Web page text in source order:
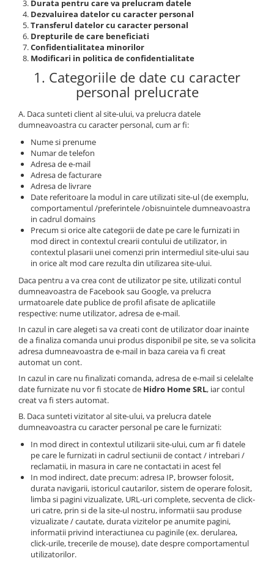
Durata pentru care va prelucram datele
Dezvaluirea datelor cu caracter personal
Transferul datelor cu caracter personal
Drepturile de care beneficiati
Confidentialitatea minorilor
Modificari in politica de confidentialitate
1. Categoriile de date cu caracter
personal prelucrate
A. Daca sunteti client al site-ului, va prelucra datele
dumneavoastra cu caracter personal, cum ar fi:
Nume si prenume
Numar de telefon
Adresa de e-mail
Adresa de facturare
Adresa de livrare
Date referitoare la modul in care utilizati site-ul (de exemplu,
comportamentul /preferintele /obisnuintele dumneavoastra
in cadrul domains
Precum si orice alte categorii de date pe care le furnizati in
mod direct in contextul crearii contului de utilizator, in
contextul plasarii unei comenzi prin intermediul site-ului sau
in orice alt mod care rezulta din utilizarea site-ului.
Daca pentru a va crea cont de utilizator pe site, utilizati contul
dumneavoastra de Facebook sau Google, va prelucra
urmatoarele date publice de profil afisate de aplicatiile
respective: nume utilizator, adresa de e-mail.
In cazul in care alegeti sa va creati cont de utilizator doar inainte
de a finaliza comanda unui produs disponibil pe site, se va solicita
adresa dumneavoastra de e-mail in baza careia va fi creat
automat un cont.
In cazul in care nu finalizati comanda, adresa de e-mail si celelalte
date furnizate nu vor fi stocate de Hidro Home SRL, iar contul
creat va fi sters automat.
B. Daca sunteti vizitator al site-ului, va prelucra datele
dumneavoastra cu caracter personal pe care le furnizati:
In mod direct in contextul utilizarii site-ului, cum ar fi datele
pe care le furnizati in cadrul sectiunii de contact / intrebari /
reclamatii, in masura in care ne contactati in acest fel
In mod indirect, date precum: adresa IP, browser folosit,
durata navigarii, istoricul cautarilor, sistem de operare folosit,
limba si pagini vizualizate, URL-uri complete, secventa de click-
uri catre, prin si de la site-ul nostru, informatii sau produse
vizualizate / cautate, durata vizitelor pe anumite pagini,
informatii privind interactiunea cu paginile (ex. derularea,
click-urile, trecerile de mouse), date despre comportamentul
utilizatorilor.